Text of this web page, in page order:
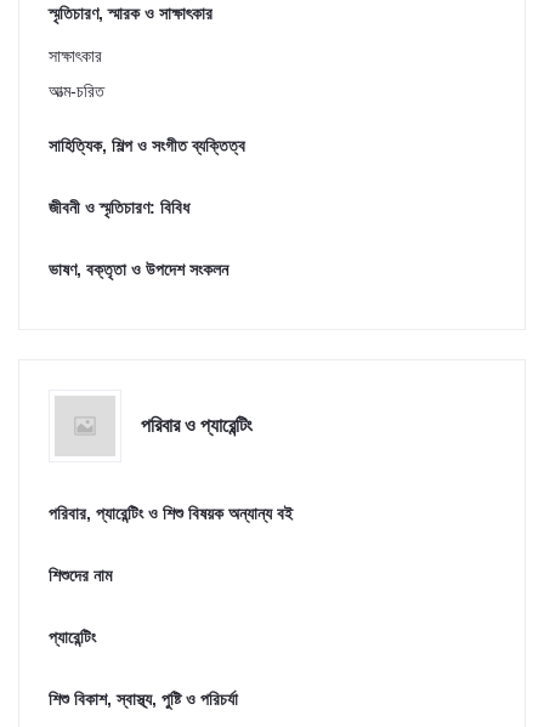
স্মৃতিচারণ, স্মারক ও সাক্ষাৎকার
সাক্ষাৎকার
আত্ম-চরিত
সাহিত্যিক, শিল্প ও সংগীত ব্যক্তিত্ব
জীবনী ও স্মৃতিচারণ: বিবিধ
ভাষণ, বক্তৃতা ও উপদেশ সংকলন
পরিবার ও প্যারেন্টিং
পরিবার, প্যারেন্টিং ও শিশু বিষয়ক অন্যান্য বই
শিশুদের নাম
প্যারেন্টিং
শিশু বিকাশ, স্বাস্থ্য, পুষ্টি ও পরিচর্যা